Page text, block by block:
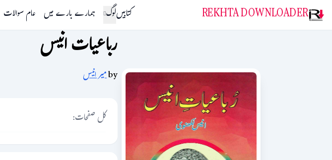
REKHTA DOWNLOADER کتابیںلوگ ہمارے بارے میں عام سوالات
رباعیات انیس
byمیر انیس
کل صفحات: